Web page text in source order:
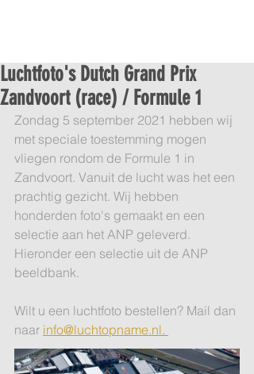
Luchtfoto's Dutch Grand Prix
Zandvoort (race) / Formule 1
Zondag 5 september 2021 hebben wij
met speciale toestemming mogen
vliegen rondom de Formule 1 in
Zandvoort. Vanuit de lucht was het een
prachtig gezicht. Wij hebben
honderden foto's gemaakt en een
selectie aan het ANP geleverd.
Hieronder een selectie uit de ANP
beeldbank.
Wilt u een luchtfoto bestellen? Mail dan
naar info@luchtopname.nl.